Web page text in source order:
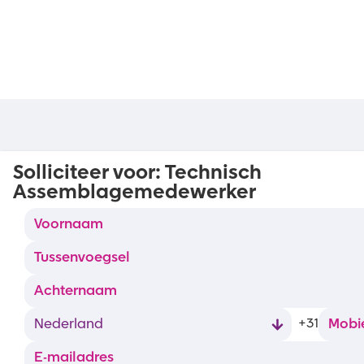
Solliciteer voor: Technisch
Assemblagemedewerker
+31